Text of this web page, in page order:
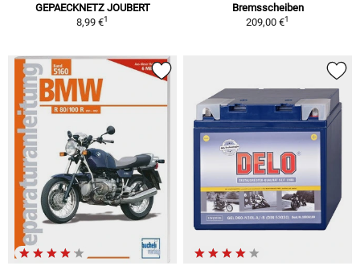
GEPAECKNETZ JOUBERT
8,99 €1
Bremsscheiben
209,00 €1